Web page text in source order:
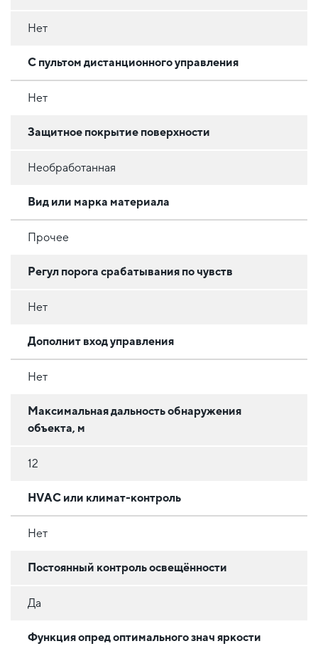
Нет
С пультом дистанционного управления
Нет
Защитное покрытие поверхности
Необработанная
Вид или марка материала
Прочее
Регул порога срабатывания по чувств
Нет
Дополнит вход управления
Нет
Максимальная дальность обнаружения
объекта, м
12
HVAC или климат-контроль
Нет
Постоянный контроль освещённости
Да
Функция опред оптимального знач яркости